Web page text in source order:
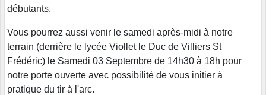
débutants.
Vous pourrez aussi venir le samedi après-midi à notre
terrain (derrière le lycée Viollet le Duc de Villiers St
Frédéric) le Samedi 03 Septembre de 14h30 à 18h pour
notre porte ouverte avec possibilité de vous initier à
pratique du tir à l'arc.